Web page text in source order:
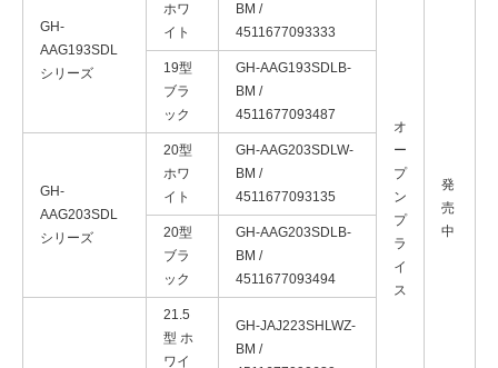
オ
ー
プ
ン
プ
ラ
イ
ス
発
売
中
GH-
AAG193SDL
シリーズ
ホワ
イト
BM /
4511677093333
19型
ブラ
ック
GH-AAG193SDLB-
BM /
4511677093487
GH-
AAG203SDL
シリーズ
20型
ホワ
イト
GH-AAG203SDLW-
BM /
4511677093135
20型
ブラ
ック
GH-AAG203SDLB-
BM /
4511677093494
21.5
型 ホ
ワイ
GH-JAJ223SHLWZ-
BM /